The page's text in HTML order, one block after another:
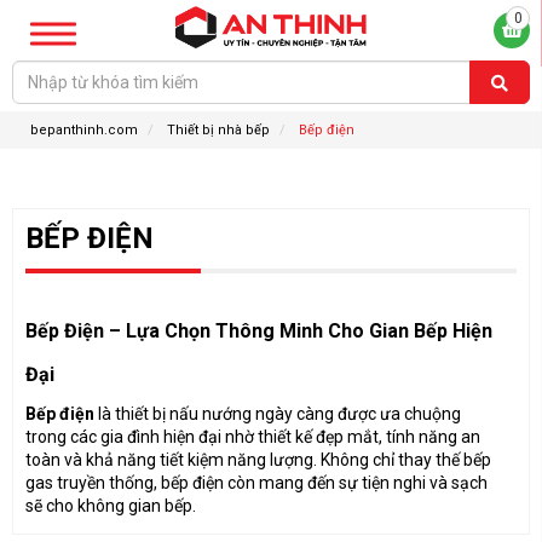
0
bepanthinh.com Thiết bị nhà bếp Bếp điện
BẾP ĐIỆN
Bếp Điện – Lựa Chọn Thông Minh Cho Gian Bếp Hiện
Đại
Bếp điện là thiết bị nấu nướng ngày càng được ưa chuộng
trong các gia đình hiện đại nhờ thiết kế đẹp mắt, tính năng an
toàn và khả năng tiết kiệm năng lượng. Không chỉ thay thế bếp
gas truyền thống, bếp điện còn mang đến sự tiện nghi và sạch
sẽ cho không gian bếp.